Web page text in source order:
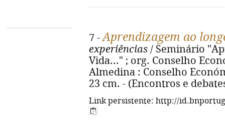
7 -Aprendizagem ao
experiências / Seminário
Vida..." ; org. Conselho
Almedina : Conselho
23 cm. - (Encontros e
Link persistente: http://